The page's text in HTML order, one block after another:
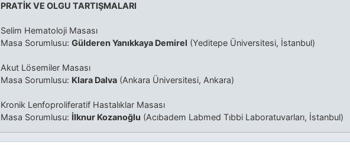
PRATİK VE OLGU TARTIŞMALARI
Selim Hematoloji Masası
Masa Sorumlusu:Gülderen Yanıkkaya Demirel (Yeditepe Üniversitesi, İstanbul)
Akut Lösemiler Masası
Masa Sorumlusu: Klara Dalva (Ankara Üniversitesi, Ankara)
Kronik Lenfoproliferatif Hastalıklar Masası
Masa Sorumlusu: İlknur Kozanoğlu (Acıbadem Labmed Tıbbi Laboratuvarları, İstanbul)